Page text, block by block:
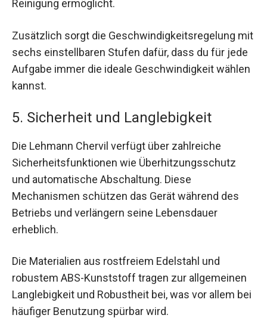
Reinigung ermöglicht.
Zusätzlich sorgt die Geschwindigkeitsregelung mit
sechs einstellbaren Stufen dafür, dass du für jede
Aufgabe immer die ideale Geschwindigkeit wählen
kannst.
5. Sicherheit und Langlebigkeit
Die Lehmann Chervil verfügt über zahlreiche
Sicherheitsfunktionen wie Überhitzungsschutz
und automatische Abschaltung. Diese
Mechanismen schützen das Gerät während des
Betriebs und verlängern seine Lebensdauer
erheblich.
Die Materialien aus rostfreiem Edelstahl und
robustem ABS-Kunststoff tragen zur allgemeinen
Langlebigkeit und Robustheit bei, was vor allem bei
häufiger Benutzung spürbar wird.